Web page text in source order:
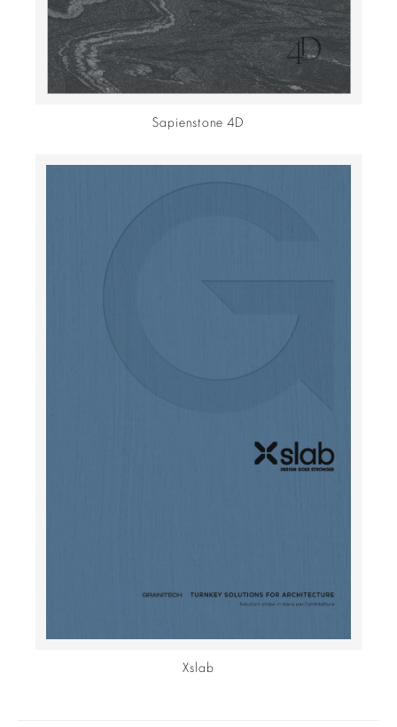
Sapienstone 4D
Xslab